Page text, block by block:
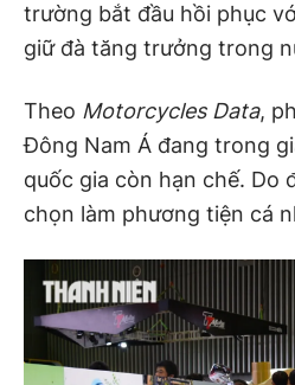
trường bắt đầu hồi phục
giữ đà tăng trưởng trong
Theo Motorcycles Data,
Đông Nam Á đang trong
quốc gia còn hạn chế. Do
chọn làm phương tiện cá